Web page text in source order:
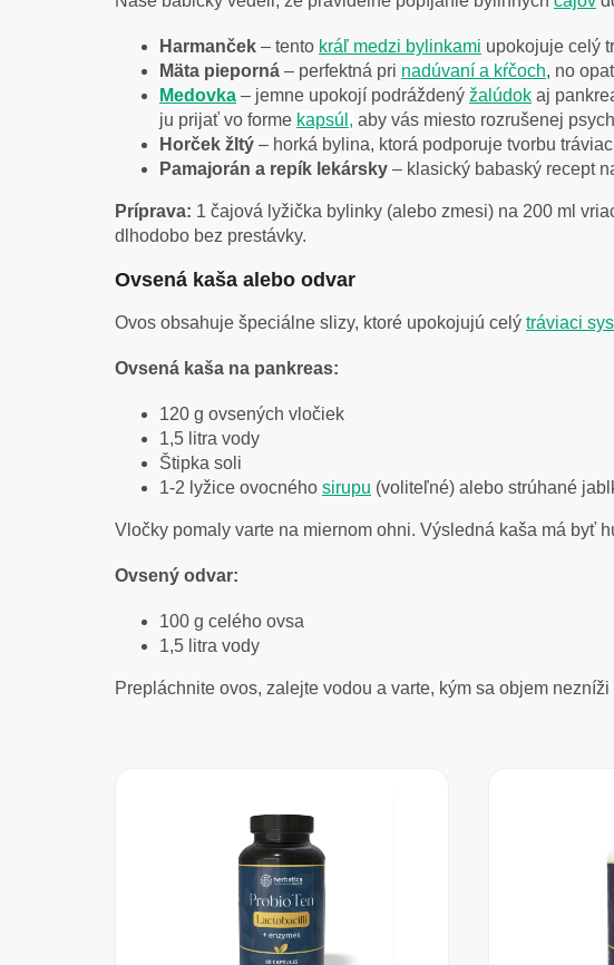
Harmanček – tento kráľ medzi bylinkami upokojuje celý
Mäta pieporná – perfektná pri nadúvaní a kŕčoch, no
Medovka – jemne upokojí podráždený žalúdok aj
ju prijať vo forme kapsúl, aby vás miesto rozrušenej
Horček žltý – horká bylina, ktorá podporuje tvorbu
Pamajorán a repík lekársky – klasický babaský recept
Príprava: 1 čajová lyžička bylinky (alebo zmesi) na 200 ml
dlhodobo bez prestávky.
Ovsená kaša alebo odvar
Ovos obsahuje špeciálne slizy, ktoré upokojujú celý tráviaci
Ovsená kaša na pankreas:
120 g ovsených vločiek
1,5 litra vody
Štipka soli
1-2 lyžice ovocného sirupu (voliteľné) alebo strúhané
Vločky pomaly varte na miernom ohni. Výsledná kaša má byť
Ovsený odvar:
100 g celého ovsa
1,5 litra vody
Prepláchnite ovos, zalejte vodou a varte, kým sa objem